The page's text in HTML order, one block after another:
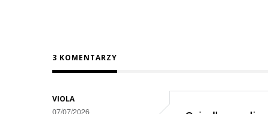
3 KOMENTARZY
VIOLA
07/07/2026